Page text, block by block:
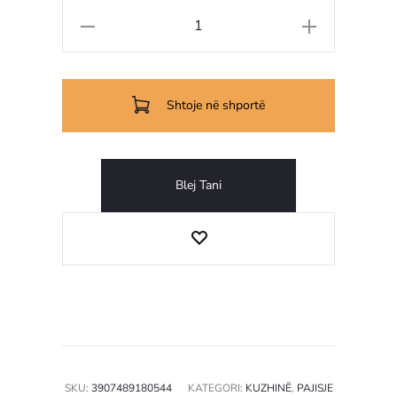
Shtoje në shportë
Blej Tani
SKU: 3907489180544 KATEGORI: KUZHINË, PAJISJE